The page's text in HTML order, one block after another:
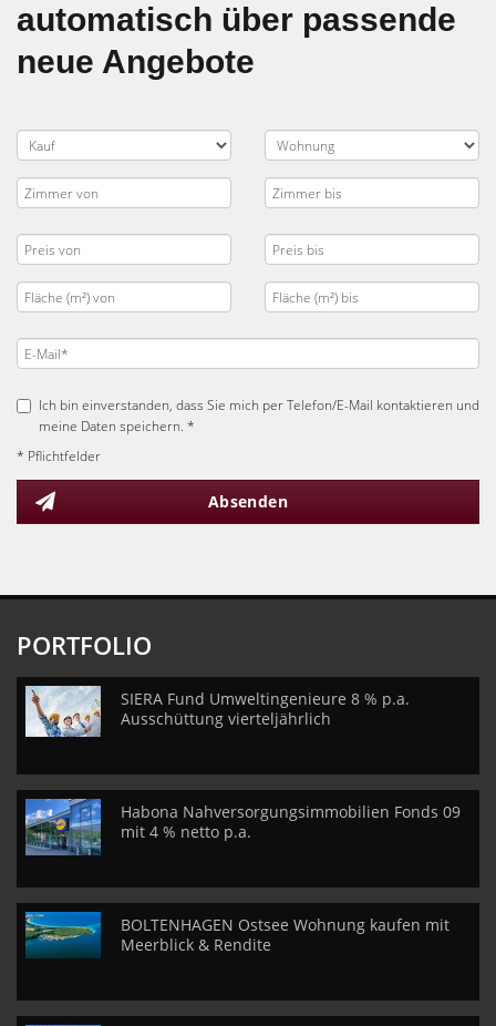
automatisch über passende
neue Angebote
Ich bin einverstanden, dass Sie mich per Telefon/E-Mail kontaktieren und
meine Daten speichern. *
* Pflichtfelder
Absenden
PORTFOLIO
SIERA Fund Umweltingenieure 8 % p.a.
Ausschüttung vierteljährlich
Habona Nahversorgungsimmobilien Fonds 09
mit 4 % netto p.a.
BOLTENHAGEN Ostsee Wohnung kaufen mit
Meerblick & Rendite